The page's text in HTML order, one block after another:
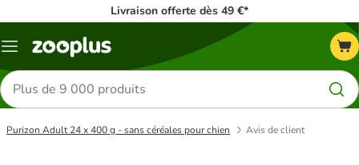
Livraison offerte dès 49 €*
Menu
Rechercher
des
produits
Purizon Adult 24 x 400 g - sans céréales pour chien Avis de client